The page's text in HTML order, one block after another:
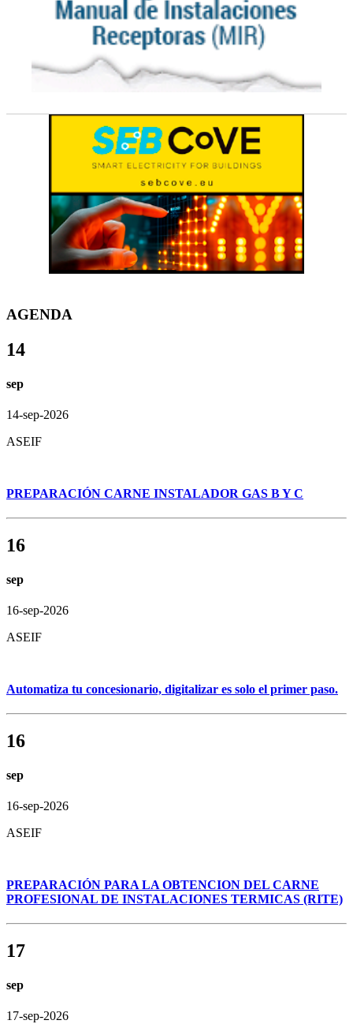
AGENDA
14
sep
14-sep-2026
ASEIF
PREPARACIÓN CARNE INSTALADOR GAS B Y C
16
sep
16-sep-2026
ASEIF
Automatiza tu concesionario, digitalizar es solo el primer paso.
16
sep
16-sep-2026
ASEIF
PREPARACIÓN PARA LA OBTENCION DEL CARNE
PROFESIONAL DE INSTALACIONES TERMICAS (RITE)
17
sep
17-sep-2026